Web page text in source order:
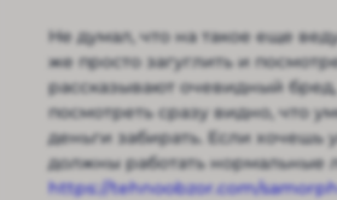
Не думал, что на такое еще
же просто загуглить и
рассказывают очевидный
посмотреть сразу видно, что
деньги забирать. Если хочешь
должны работать нормальные
https://tehnoobzor.com/